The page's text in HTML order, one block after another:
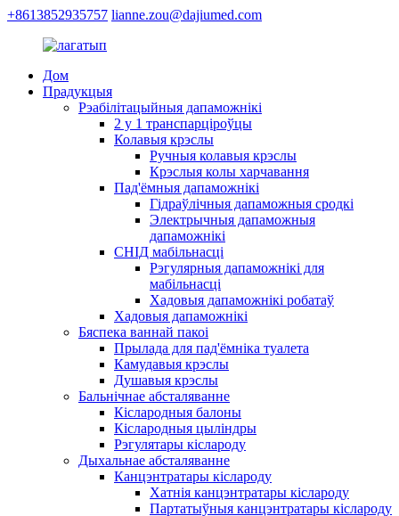
+8613852935757 lianne.zou@dajiumed.com
Дом
Прадукцыя
Рэабілітацыйныя дапаможнікі
2 у 1 транспарціроўцы
Колавыя крэслы
Ручныя колавыя крэслы
Крэслыя колы харчавання
Пад'ёмныя дапаможнікі
Гідраўлічныя дапаможныя сродкі
Электрычныя дапаможныя
дапаможнікі
СНІД мабільнасці
Рэгулярныя дапаможнікі для
мабільнасці
Хадовыя дапаможнікі робатаў
Хадовыя дапаможнікі
Бяспека ваннай пакоі
Прылада для пад'ёмніка туалета
Камудавыя крэслы
Душавыя крэслы
Бальнічнае абсталяванне
Кіслародныя балоны
Кіслародныя цыліндры
Рэгулятары кіслароду
Дыхальнае абсталяванне
Канцэнтратары кіслароду
Хатнія канцэнтратары кіслароду
Партатыўныя канцэнтратары кіслароду